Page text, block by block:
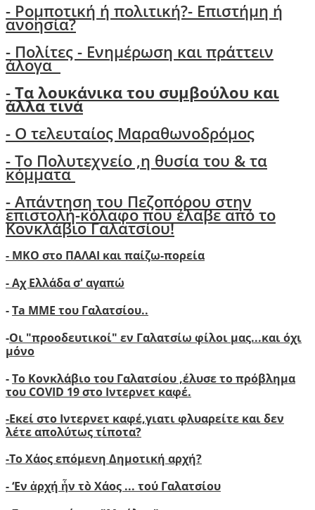
- Ρομποτική ή πολιτική?- Επιστήμη ή
ανοησία?
- Πολίτες - Ενημέρωση και πράττειν
άλογα
-Τα λουκάνικα του συμβούλου και
άλλα τινά
- Ο τελευταίος Μαραθωνοδρόμος
- Το Πολυτεχνείο ,η θυσία του & τα
κόμματα
- Απάντηση του Πεζοπόρου στην
επιστολή-κόλαφο που έλαβε από το
Κονκλάβιο Γαλατσίου!
- ΜΚΟ στο ΠΑΛΑΙ και παίζω-πορεία
- Αχ Ελλάδα σ' αγαπώ
-Ta ΜΜΕ του Γαλατσίου..
-Οι "προοδευτικοί" εν Γαλατσίω φίλοι μας...και όχι
μόνο
-Το Κονκλάβιο του Γαλατσίου ,έλυσε το πρόβλημα
του COVID 19 στο Ιντερνετ καφέ.
-Εκεί στο Ιντερνετ καφέ,γιατι φλυαρείτε και δεν
λέτε απολύτως τίποτα?
-Το Χάος επόμενη Δημοτική αρχή?
-‘Εν ἀρχή ἦν τὸ Χάος ... τού Γαλατσίου